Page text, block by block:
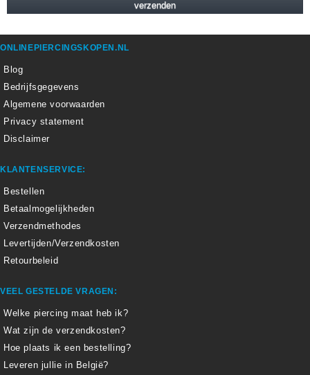
ONLINEPIERCINGSKOPEN.NL
Blog
Bedrijfsgegevens
Algemene voorwaarden
Privacy statement
Disclaimer
KLANTENSERVICE:
Bestellen
Betaalmogelijkheden
Verzendmethodes
Levertijden/Verzendkosten
Retourbeleid
VEEL GESTELDE VRAGEN:
Welke piercing maat heb ik?
Wat zijn de verzendkosten?
Hoe plaats ik een bestelling?
Leveren jullie in België?